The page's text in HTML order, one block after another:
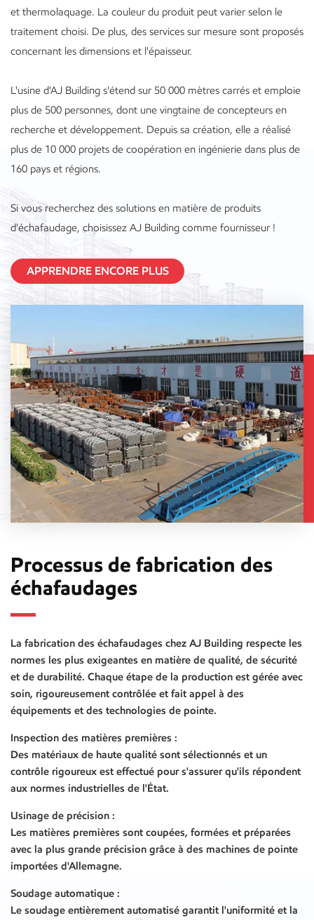
et thermolaquage. La couleur du produit peut varier selon le
traitement choisi. De plus, des services sur mesure sont proposés
concernant les dimensions et l'épaisseur.
L'usine d'AJ Building s'étend sur 50 000 mètres carrés et emploie
plus de 500 personnes, dont une vingtaine de concepteurs en
recherche et développement. Depuis sa création, elle a réalisé
plus de 10 000 projets de coopération en ingénierie dans plus de
160 pays et régions.
Si vous recherchez des solutions en matière de produits
d'échafaudage, choisissez AJ Building comme fournisseur !
APPRENDRE ENCORE PLUS
Processus de fabrication des
échafaudages
La fabrication des échafaudages chez AJ Building respecte les
normes les plus exigeantes en matière de qualité, de sécurité
et de durabilité. Chaque étape de la production est gérée avec
soin, rigoureusement contrôlée et fait appel à des
équipements et des technologies de pointe.
Inspection des matières premières :
Des matériaux de haute qualité sont sélectionnés et un
contrôle rigoureux est effectué pour s'assurer qu'ils répondent
aux normes industrielles de l'État.
Usinage de précision :
Les matières premières sont coupées, formées et préparées
avec la plus grande précision grâce à des machines de pointe
importées d'Allemagne.
Soudage automatique :
Le soudage entièrement automatisé garantit l'uniformité et la